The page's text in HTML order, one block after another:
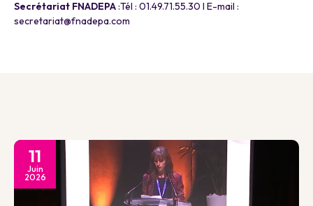
Secrétariat FNADEPA:Tél : 01.49.71.55.30 I E-mail :
secretariat@fnadepa.com
11
Juin
2026